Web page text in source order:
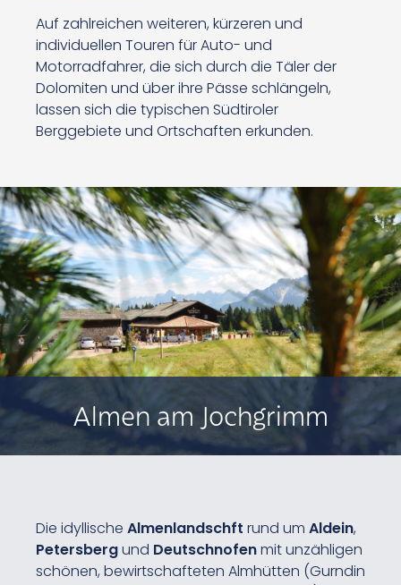
Auf zahlreichen weiteren, kürzeren und
individuellen Touren für Auto- und
Motorradfahrer, die sich durch die Täler der
Dolomiten und über ihre Pässe schlängeln,
lassen sich die typischen Südtiroler
Berggebiete und Ortschaften erkunden.
Almen am Jochgrimm
Die idyllische Almenlandschft rund um Aldein,
Petersbergund Deutschnofenmit unzähligen
schönen, bewirtschafteten Almhütten (Gurndin